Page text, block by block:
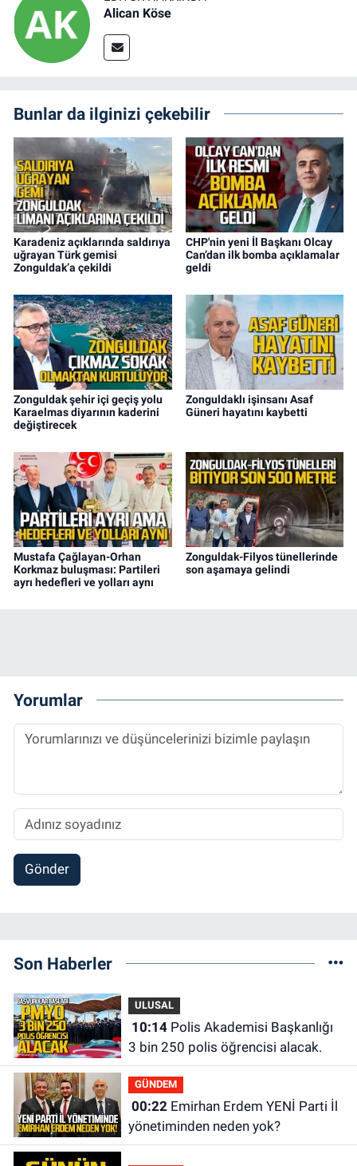
Alican Köse
Bunlar da ilginizi çekebilir
Karadeniz açıklarında saldırıya
uğrayan Türk gemisi
Zonguldak’a çekildi
CHP'nin yeni İl Başkanı Olcay
Can’dan ilk bomba açıklamalar
geldi
Zonguldak şehir içi geçiş yolu
Karaelmas diyarının kaderini
değiştirecek
Zonguldaklı işinsanı Asaf
Güneri hayatını kaybetti
Mustafa Çağlayan-Orhan
Korkmaz buluşması: Partileri
ayrı hedefleri ve yolları aynı
Zonguldak-Filyos tünellerinde
son aşamaya gelindi
Yorumlar
Gönder
Son Haberler
ULUSAL
10:14Polis Akademisi Başkanlığı
3 bin 250 polis öğrencisi alacak.
GÜNDEM
00:22Emirhan Erdem YENİ Parti İl
yönetiminden neden yok?